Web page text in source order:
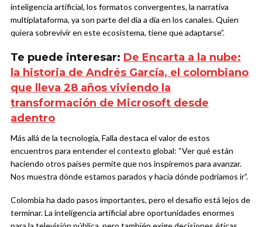
inteligencia artificial, los formatos convergentes, la narrativa
multiplataforma, ya son parte del día a día en los canales. Quien
quiera sobrevivir en este ecosistema, tiene que adaptarse”.
Te puede interesar: De Encarta a la nube:
la historia de Andrés García, el colombiano
que lleva 28 años viviendo la
transformación de Microsoft desde
adentro
Más allá de la tecnología, Falla destaca el valor de estos
encuentros para entender el contexto global: “Ver qué están
haciendo otros países permite que nos inspiremos para avanzar.
Nos muestra dónde estamos parados y hacia dónde podríamos ir”.
Colombia ha dado pasos importantes, pero el desafío está lejos de
terminar. La inteligencia artificial abre oportunidades enormes